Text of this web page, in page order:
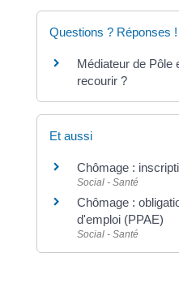
Questions ? Réponses !
Médiateur de Pôle
recourir ?
Et aussi
Chômage :
Social - Santé
Chômage :
d'emploi (PPAE)
Social - Santé